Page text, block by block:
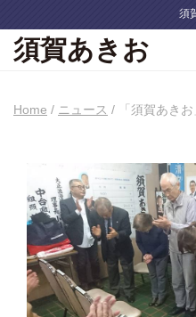
須
須賀あきお
Home / ニュース / 「須賀あき